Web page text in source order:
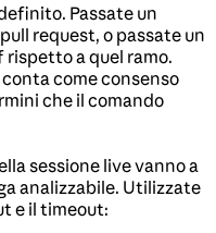
Passate un
request, o passate un
rispetto a quel ramo.
come consenso
che il comando
sessione live vanno a
analizzabile. Utilizzate
e il timeout: